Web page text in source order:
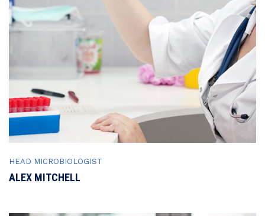
HEAD MICROBIOLOGIST
ALEX MITCHELL